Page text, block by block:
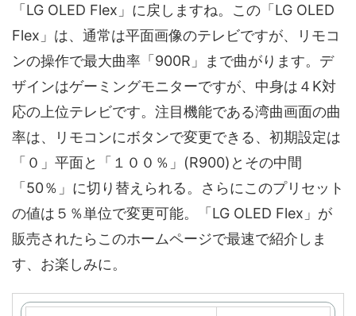
「LG OLED Flex」に戻しますね。この「LG OLED
Flex」は、通常は平面画像のテレビですが、リモコ
ンの操作で最大曲率「900R」まで曲がります。デ
ザインはゲーミングモニターですが、中身は４K対
応の上位テレビです。注目機能である湾曲画面の曲
率は、リモコンにボタンで変更できる、初期設定は
「０」平面と「１００％」(R900)とその中間
「50％」に切り替えられる。さらにこのプリセット
の値は５％単位で変更可能。「LG OLED Flex」が
販売されたらこのホームページで最速で紹介しま
す、お楽しみに。